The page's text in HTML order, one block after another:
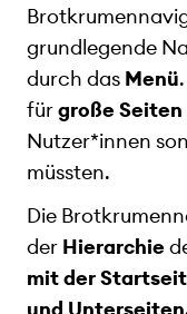
grundlegende
durch das Menü
fürgroße
Nutzer*innen
müssten.
Die
der Hierarchie
mit der
und